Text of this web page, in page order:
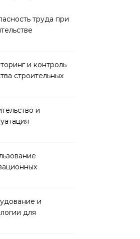
труда при
и контроль
строительных
и
и
для